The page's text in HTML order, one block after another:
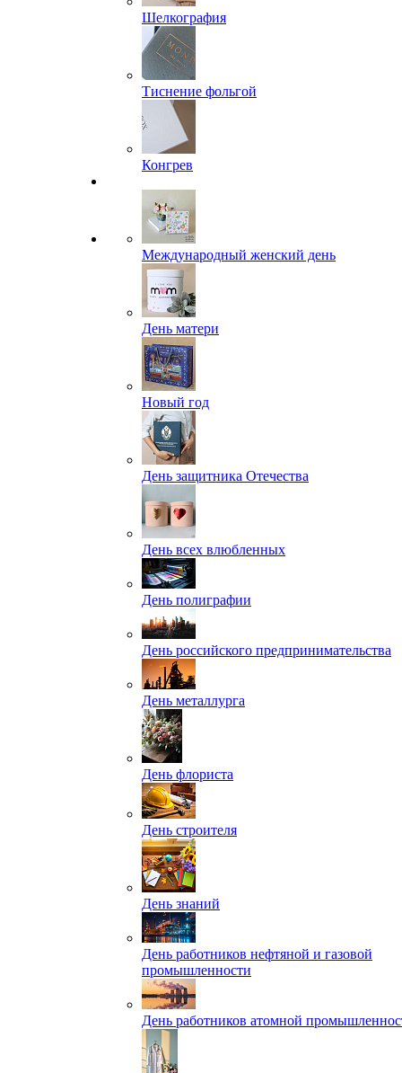
Шелкография
Тиснение фольгой
Конгрев
Международный женский день
День матери
Новый год
День защитника Отечества
День всех влюбленных
День полиграфии
День российского предпринимательства
День металлурга
День флориста
День строителя
День знаний
День работников нефтяной и газовой
промышленности
День работников атомной